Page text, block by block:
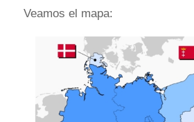
Veamos el mapa: